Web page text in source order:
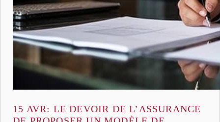
15 AVR: LE DEVOIR DE L’ASSURANCE